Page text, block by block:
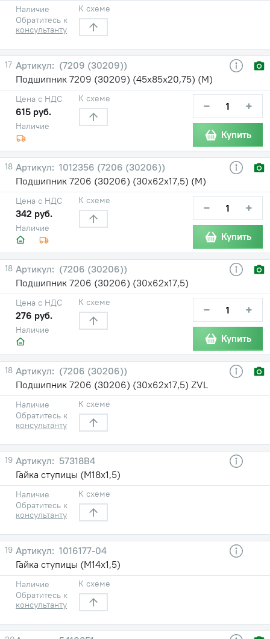
Наличие
Обратитесь к
консультанту
К схеме
17
(7209 (30209))
Подшипник 7209 (30209) (45х85х20,75) (М)
Наличие
Цена с НДС
615 руб.
К схеме − +
Купить
18
1012356 (7206 (30206))
Подшипник 7206 (30206) (30х62х17,5) (М)
Наличие
Цена с НДС
342 руб.
К схеме − +
Купить
18
(7206 (30206))
Подшипник 7206 (30206) (30х62х17,5)
Наличие
Цена с НДС
276 руб.
К схеме − +
Купить
18
(7206 (30206))
Подшипник 7206 (30206) (30х62х17,5) ZVL
Наличие
Обратитесь к
консультанту
К схеме
19
57318B4
Гайка ступицы (М18х1,5)
Наличие
Обратитесь к
консультанту
К схеме
19
1016177-04
Гайка ступицы (М14х1,5)
Наличие
Обратитесь к
консультанту
К схеме